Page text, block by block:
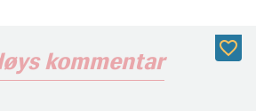
kommentar